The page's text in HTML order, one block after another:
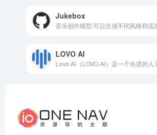
Jukebox
LOVO AI